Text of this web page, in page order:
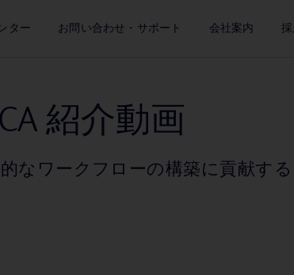
ター お問い合わせ・サポート 会社案内 採
紹介動画
なワークフローの構築に貢献す